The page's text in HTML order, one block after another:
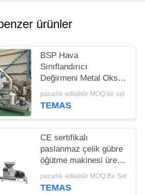
ürünler
BSP Hava
Sınıflandırıcı
Değirmeni Metal Oksit
Hava Sınıflandırıcısı
Metal Oksit ACM
pazarlık edilebilir MOQ:bir set
TEMAS
CE sertifikalı
paslanmaz çelik gübre
öğütme makinesi üre
iğne değirmeni
pazarlık edilebilir MOQ:Bir Set
TEMAS